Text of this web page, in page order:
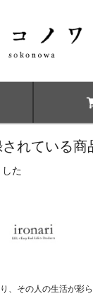
されている商
た
、その人の生活が彩ら